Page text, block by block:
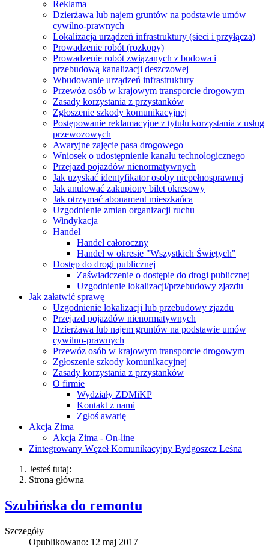
Reklama
Dzierżawa lub najem gruntów na podstawie umów
cywilno-prawnych
Lokalizacja urządzeń infrastruktury (sieci i przyłącza)
Prowadzenie robót (rozkopy)
Prowadzenie robót związanych z budowa i
przebudową kanalizacji deszczowej
Wbudowanie urządzeń infrastruktury
Przewóz osób w krajowym transporcie drogowym
Zasady korzystania z przystanków
Zgłoszenie szkody komunikacyjnej
Postępowanie reklamacyjne z tytułu korzystania z usług
przewozowych
Awaryjne zajęcie pasa drogowego
Wniosek o udostępnienie kanału technologicznego
Przejazd pojazdów nienormatywnych
Jak uzyskać identyfikator osoby niepełnosprawnej
Jak anulować zakupiony bilet okresowy
Jak otrzymać abonament mieszkańca
Uzgodnienie zmian organizacji ruchu
Windykacja
Handel
Handel całoroczny
Handel w okresie "Wszystkich Świętych"
Dostęp do drogi publicznej
Zaświadczenie o dostępie do drogi publicznej
Uzgodnienie lokalizacji/przebudowy zjazdu
Jak załatwić sprawę
Uzgodnienie lokalizacji lub przebudowy zjazdu
Przejazd pojazdów nienormatywnych
Dzierżawa lub najem gruntów na podstawie umów
cywilno-prawnych
Przewóz osób w krajowym transporcie drogowym
Zgłoszenie szkody komunikacyjnej
Zasady korzystania z przystanków
O firmie
Wydziały ZDMiKP
Kontakt z nami
Zgłoś awarię
Akcja Zima
Akcja Zima - On-line
Zintegrowany Węzeł Komunikacyjny Bydgoszcz Leśna
Jesteś tutaj:
Strona główna
Szubińska do remontu
Szczegóły
Opublikowano: 12 maj 2017